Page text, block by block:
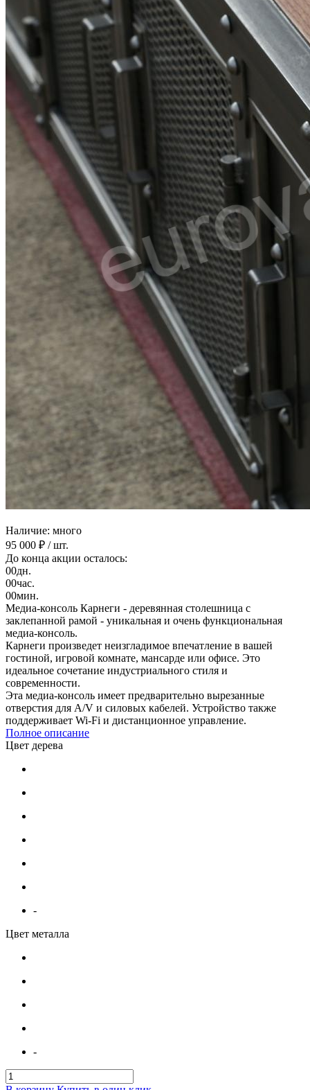
Наличие: много
95 000 ₽ / шт.
До конца акции осталось:
00дн.
00час.
00мин.
Медиа-консоль Карнеги - деревянная столешница с
заклепанной рамой - уникальная и очень функциональная
медиа-консоль.
Карнеги произведет неизгладимое впечатление в вашей
гостиной, игровой комнате, мансарде или офисе. Это
идеальное сочетание индустриального стиля и
современности.
Эта медиа-консоль имеет предварительно вырезанные
отверстия для A/V и силовых кабелей. Устройство также
поддерживает Wi-Fi и дистанционное управление.
Полное описание
Цвет дерева
-
Цвет металла
-